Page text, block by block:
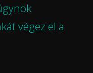
végez el a